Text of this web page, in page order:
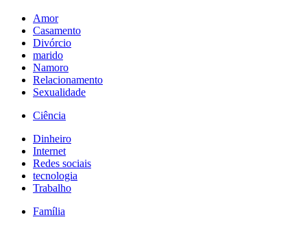
Amor
Casamento
Divórcio
marido
Namoro
Relacionamento
Sexualidade
Ciência
Dinheiro
Internet
Redes sociais
tecnologia
Trabalho
Família